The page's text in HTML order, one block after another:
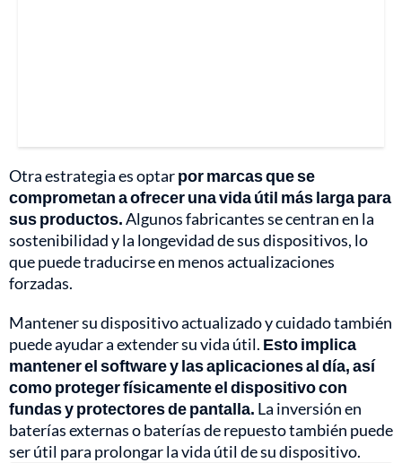
Otra estrategia es optarpor marcas que se
comprometan a ofrecer una vida útil más larga para
sus productos.Algunos fabricantes se centran en la
sostenibilidad y la longevidad de sus dispositivos, lo
que puede traducirse en menos actualizaciones
forzadas.
Mantener su dispositivo actualizado y cuidado también
puede ayudar a extender su vida útil. Esto implica
mantener el software y las aplicaciones al día, así
como proteger físicamente el dispositivo con
fundas y protectores de pantalla. La inversión en
baterías externas o baterías de repuesto también puede
ser útil para prolongar la vida útil de su dispositivo.